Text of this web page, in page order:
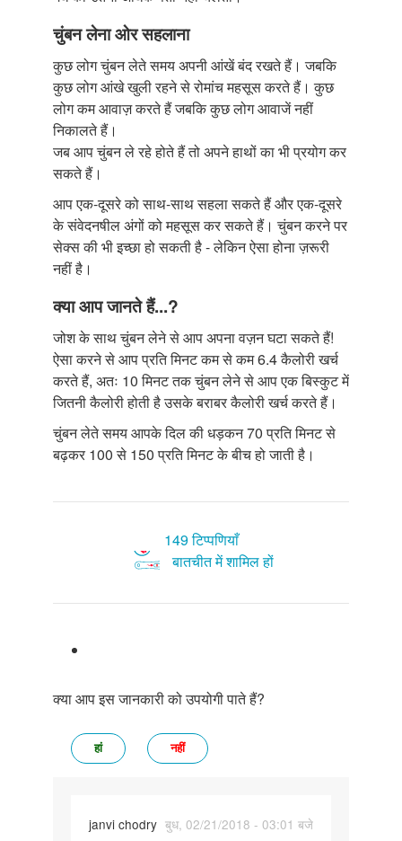
चुंबन लेना ओर सहलाना
कुछ लोग चुंबन लेते समय अपनी आंखें बंद रखते हैं। जबकि
कुछ लोग आंखे खुली रहने से रोमांच महसूस करते हैं। कुछ
लोग कम आवाज़ करते हैं जबकि कुछ लोग आवाजें नहीं
निकालते हैं।
जब आप चुंबन ले रहे होते हैं तो अपने हाथों का भी प्रयोग कर
सकते हैं।
आप एक-दूसरे को साथ-साथ सहला सकते हैं और एक-दूसरे
के संवेदनषील अंगों को महसूस कर सकते हैं। चुंबन करने पर
सेक्स की भी इच्छा हो सकती है - लेकिन ऐसा होना ज़रूरी
नहीं है।
क्या आप जानते हैं...?
जोश के साथ चुंबन लेने से आप अपना वज़न घटा सकते हैं!
ऐसा करने से आप प्रति मिनट कम से कम 6.4 कैलोरी खर्च
करते हैं, अतः 10 मिनट तक चुंबन लेने से आप एक बिस्कुट में
जितनी कैलोरी होती है उसके बराबर कैलोरी खर्च करते हैं।
चुंबन लेते समय आपके दिल की धड़कन 70 प्रति मिनट से
बढ़कर 100 से 150 प्रति मिनट के बीच हो जाती है।
149 टिप्पणियाँ
बातचीत में शामिल हों
क्या आप इस जानकारी को उपयोगी पाते हैं?
हां नहीं
janvi chodry बुध, 02/21/2018 - 03:01 बजे